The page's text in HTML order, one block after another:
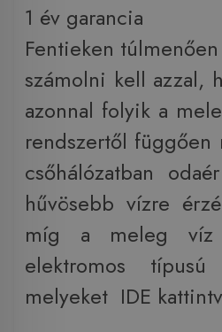
1 év garancia
Fentieken
számolni kell azzal,
azonnal folyik a
rendszertől
csőhálózatban
hűvösebb vízre
míg a meleg víz
elektromos
melyeket IDE